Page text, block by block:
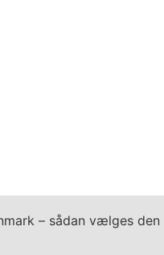
– sådan vælges den